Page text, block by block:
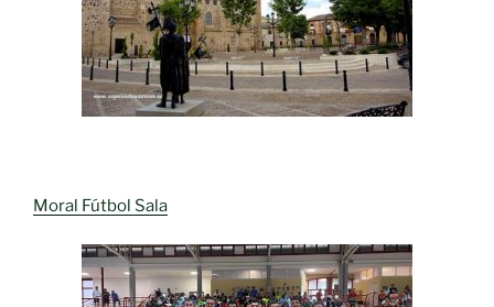
Moral Fútbol Sala